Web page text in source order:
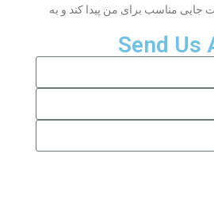
جایی مناسب برای من پیدا کند و به
Send Us